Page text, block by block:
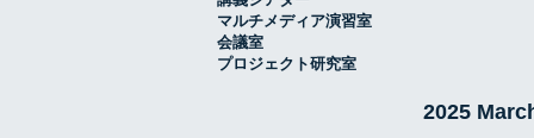
マルチメディア演習室
会議室
プロジェクト研究室
2025